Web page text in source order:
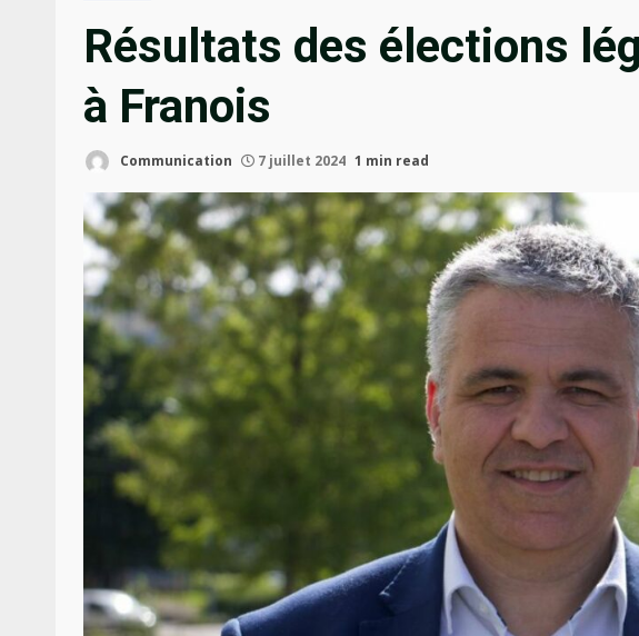
Résultats des élections
à Franois
Communication 7 juillet 2024 1 min read